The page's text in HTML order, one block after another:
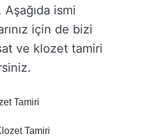
ismi
için de bizi
ve klozet tamiri
Tamiri
Tamiri